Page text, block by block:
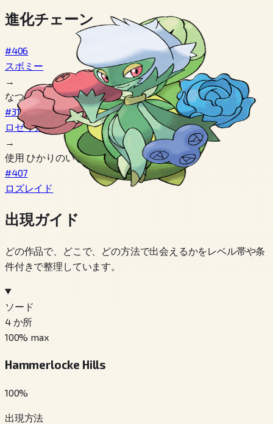
進化チェーン
#406
スボミー
→
なつき度 160+, Day 時間
#315
ロゼリア
→
使用 ひかりのいし
#407
ロズレイド
出現ガイド
どの作品で、どこで、どの方法で出会えるかをレベル帯や条
件付きで整理しています。
ソード
4 か所
100% max
Hammerlocke Hills
100%
出現方法